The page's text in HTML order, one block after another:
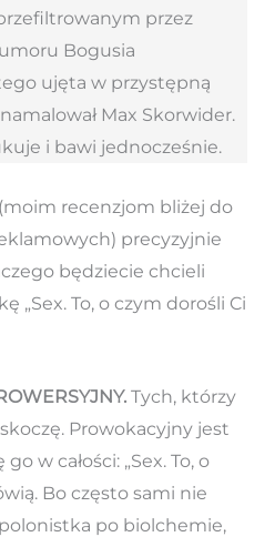
przez
Bogusia
ujęta w przystępną
Max Skorwider.
i bawi jednocześnie.
recenzjom bliżej do
precyzyjnie
będziecie chcieli
„Sex. To, o czym dorośli Ci
Tych, którzy
Prowokacyjny jest
w całości: „Sex. To, o
Bo często sami nie
po biolchemie,